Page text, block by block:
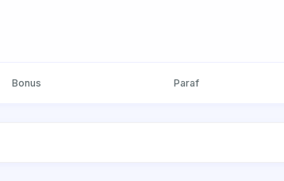
Bonus Paraf